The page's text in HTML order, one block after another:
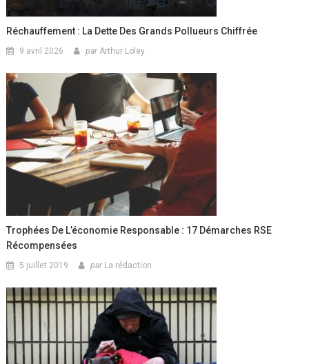
Réchauffement : La Dette Des Grands Pollueurs Chiffrée
9 avril 2026 par Arthur Loley
Trophées De L’économie Responsable : 17 Démarches RSE
Récompensées
5 juillet 2019 par La rédaction